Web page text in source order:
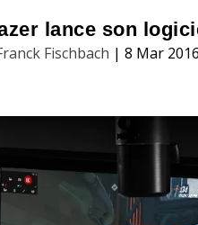
lance son
Fischbach |8 Mar 2016